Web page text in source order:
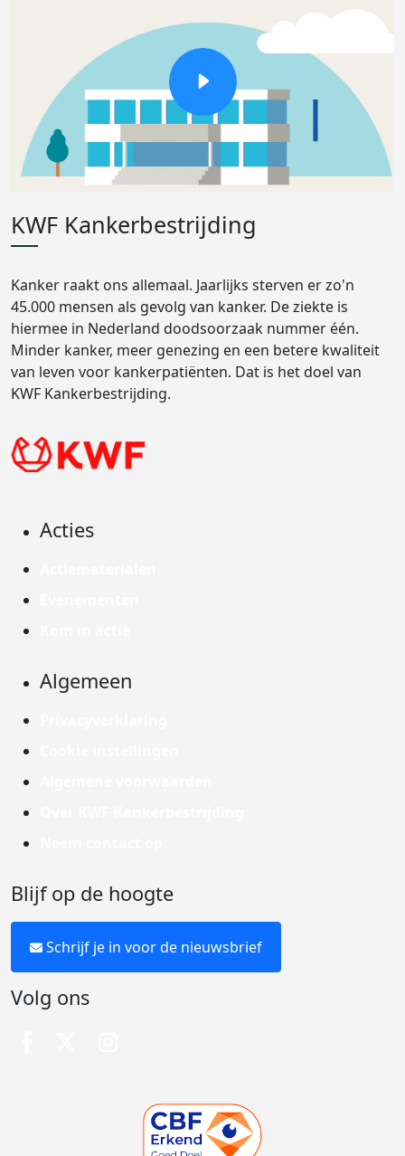
KWF Kankerbestrijding
Kanker raakt ons allemaal. Jaarlijks sterven er zo'n
45.000 mensen als gevolg van kanker. De ziekte is
hiermee in Nederland doodsoorzaak nummer één.
Minder kanker, meer genezing en een betere kwaliteit
van leven voor kankerpatiënten. Dat is het doel van
KWF Kankerbestrijding.
Acties
Algemeen
Blijf op de hoogte
Schrijf je in voor de nieuwsbrief
Volg ons